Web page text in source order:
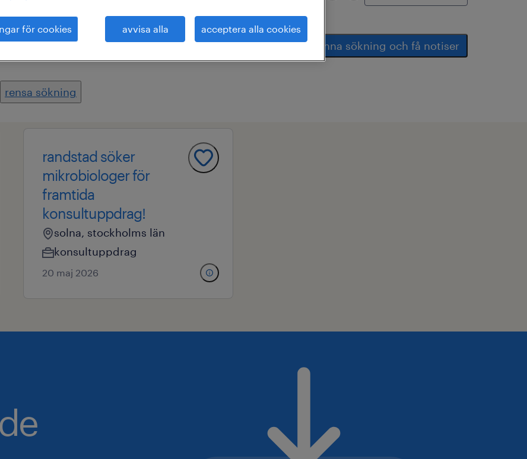
alla filter spara denna sökning och få notiser
rensa sökning
randstad söker
mikrobiologer för
framtida
konsultuppdrag!
solna, stockholms län
konsultuppdrag
20 maj 2026
för cookies avvisa alla acceptera alla cookies